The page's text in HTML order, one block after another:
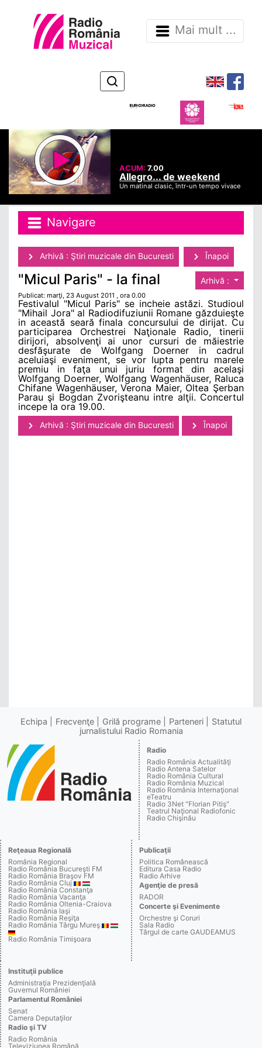
Mai mult ...
ACUM:7.00
Allegro... de weekend
Un matinal clasic, într-un tempo vivace
Navigare
Arhivă : Ştiri muzicale din Bucuresti Înapoi
Arhivă :
"Micul Paris" - la final
Publicat: marţi, 23 August 2011 , ora 0.00
Festivalul "Micul Paris" se incheie astăzi. Studioul
"Mihail Jora" al Radiodifuziunii Romane găzduieşte
in această seară finala concursului de dirijat. Cu
participarea Orchestrei Naţionale Radio, tinerii
dirijori, absolvenţi ai unor cursuri de măiestrie
desfăşurate de Wolfgang Doerner in cadrul
aceluiaşi eveniment, se vor lupta pentru marele
premiu in faţa unui juriu format din acelaşi
Wolfgang Doerner, Wolfgang Wagenhäuser, Raluca
Chifane Wagenhäuser, Verona Maier, Oltea Şerban
Parau şi Bogdan Zvorişteanu intre alţii. Concertul
incepe la ora 19.00.
Arhivă : Ştiri muzicale din Bucuresti Înapoi
Echipa Frecvenţe Grilă programe Parteneri
Statutul
jurnalistului Radio Romania
Radio
Radio România Actualităţi
Radio Antena Satelor
Radio România Cultural
Radio România Muzical
Radio România Internaţional
eTeatru
Radio 3Net "Florian Pitiş"
Teatrul Naţional Radiofonic
Radio Chişinău
Reţeaua Regională
România Regional
Radio România Bucureşti FM
Radio România Braşov FM
Radio România Cluj
Radio România Constanţa
Radio România Vacanţa
Radio România Oltenia-Craiova
Radio România Iaşi
Radio România Reşiţa
Radio România Târgu Mureş
Radio România Timişoara
Publicaţii
Politica Românească
Editura Casa Radio
Radio Arhive
Agenţie de presă
RADOR
Concerte şi Evenimente
Orchestre şi Coruri
Sala Radio
Târgul de carte GAUDEAMUS
Instituţii publice
Administraţia Prezidenţială
Guvernul României
Parlamentul României
Senat
Camera Deputaţilor
Radio şi TV
Radio România
Televiziunea Română